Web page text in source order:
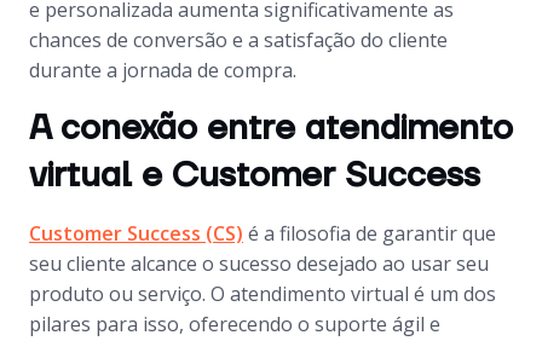
e personalizada aumenta significativamente as
chances de conversão e a satisfação do cliente
durante a jornada de compra.
A conexão entre atendimento
virtual e Customer Success
Customer Success (CS) é a filosofia de garantir que
seu cliente alcance o sucesso desejado ao usar seu
produto ou serviço. O atendimento virtual é um dos
pilares para isso, oferecendo o suporte ágil e